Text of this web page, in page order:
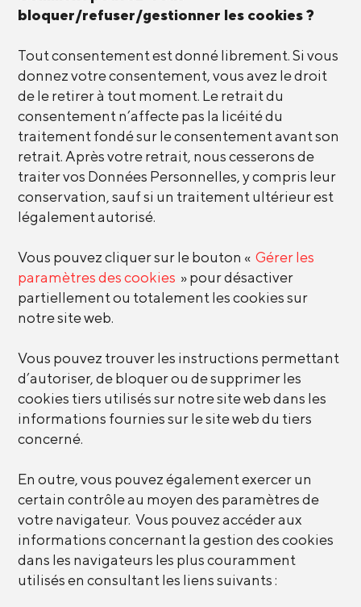
bloquer/refuser/gestionner les cookies ?
Tout consentement est donné librement. Si vous
donnez votre consentement, vous avez le droit
de le retirer à tout moment. Le retrait du
consentement n’affecte pas la licéité du
traitement fondé sur le consentement avant son
retrait. Après votre retrait, nous cesserons de
traiter vos Données Personnelles, y compris leur
conservation, sauf si un traitement ultérieur est
légalement autorisé.
Vous pouvez cliquer sur le bouton « Gérer les
paramètres des cookies » pour désactiver
partiellement ou totalement les cookies sur
notre site web.
Vous pouvez trouver les instructions permettant
d’autoriser, de bloquer ou de supprimer les
cookies tiers utilisés sur notre site web dans les
informations fournies sur le site web du tiers
concerné.
En outre, vous pouvez également exercer un
certain contrôle au moyen des paramètres de
votre navigateur. Vous pouvez accéder aux
informations concernant la gestion des cookies
dans les navigateurs les plus couramment
utilisés en consultant les liens suivants :